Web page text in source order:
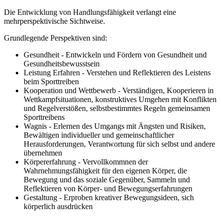
Die Entwicklung von Handlungsfähigkeit verlangt eine
mehrperspektivische Sichtweise.
Grundlegende Perspektiven sind:
Gesundheit - Entwickeln und Fördern von Gesundheit und
Gesundheitsbewusstsein
Leistung Erfahren - Verstehen und Reflektieren des Leistens
beim Sporttreiben
Kooperation und Wettbewerb - Verständigen, Kooperieren in
Wettkampfsituationen, konstruktives Umgehen mit Konflikten
und Regelverstößen, selbstbestimmtes Regeln gemeinsamen
Sporttreibens
Wagnis - Erlernen des Umgangs mit Ängsten und Risiken,
Bewältigen individueller und gemeinschaftlicher
Herausforderungen, Verantwortung für sich selbst und andere
übernehmen
Körpererfahrung - Vervollkommnen der
Wahrnehmungsfähigkeit für den eigenen Körper, die
Bewegung und das soziale Gegenüber, Sammeln und
Reflektieren von Körper- und Bewegungserfahrungen
Gestaltung - Erproben kreativer Bewegungsideen, sich
körperlich ausdrücken